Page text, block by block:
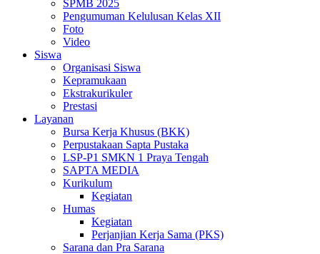
SPMB 2025
Pengumuman Kelulusan Kelas XII
Foto
Video
Siswa
Organisasi Siswa
Kepramukaan
Ekstrakurikuler
Prestasi
Layanan
Bursa Kerja Khusus (BKK)
Perpustakaan Sapta Pustaka
LSP-P1 SMKN 1 Praya Tengah
SAPTA MEDIA
Kurikulum
Kegiatan
Humas
Kegiatan
Perjanjian Kerja Sama (PKS)
Sarana dan Pra Sarana